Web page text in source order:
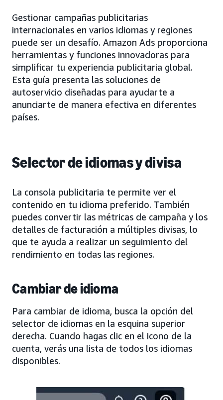
Gestionar campañas publicitarias
internacionales en varios idiomas y regiones
puede ser un desafío. Amazon Ads proporciona
herramientas y funciones innovadoras para
simplificar tu experiencia publicitaria global.
Esta guía presenta las soluciones de
autoservicio diseñadas para ayudarte a
anunciarte de manera efectiva en diferentes
países.
Selector de idiomas y divisa
La consola publicitaria te permite ver el
contenido en tu idioma preferido. También
puedes convertir las métricas de campaña y los
detalles de facturación a múltiples divisas, lo
que te ayuda a realizar un seguimiento del
rendimiento en todas las regiones.
Cambiar de idioma
Para cambiar de idioma, busca la opción del
selector de idiomas en la esquina superior
derecha. Cuando hagas clic en el icono de la
cuenta, verás una lista de todos los idiomas
disponibles.